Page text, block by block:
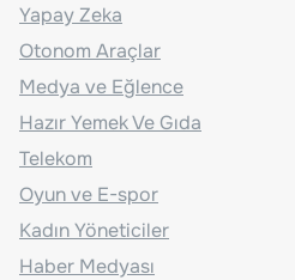
Yapay Zeka
Otonom Araçlar
Medya ve Eğlence
Hazır Yemek Ve Gıda
Telekom
Oyun ve E-spor
Kadın Yöneticiler
Haber Medyası